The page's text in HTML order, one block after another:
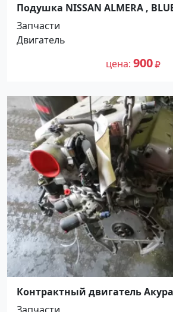
Подушка NISSAN ALMERA ,
PULSAR , SUNNY , WINGROAD ,
Краснодар
Запчасти
Двигатель
цена 900
Контрактный двигатель
Краснодар